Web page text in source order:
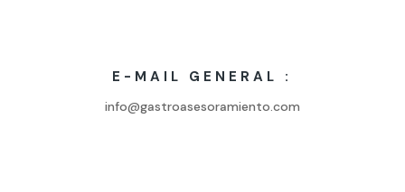
E-MAIL GENERAL :
info@gastroasesoramiento.com